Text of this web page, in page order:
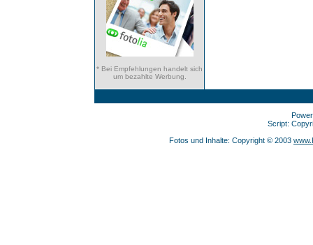
* Bei Empfehlungen handelt sich
um bezahlte Werbung.
Script:
Fotos und Inhalte: Copyright © 2003